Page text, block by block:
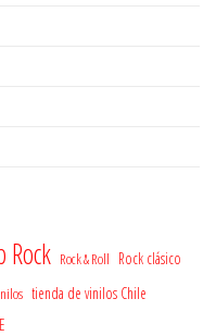
Rock Rock & Roll Rock clásico
tienda de vinilos Chile